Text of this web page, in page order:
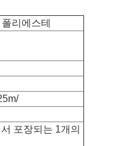
리에스테
포장되는 1개의